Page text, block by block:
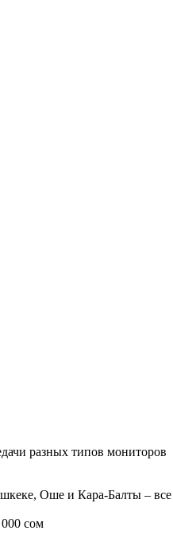
разных типов мониторов
Оше и Кара-Балты –
сом